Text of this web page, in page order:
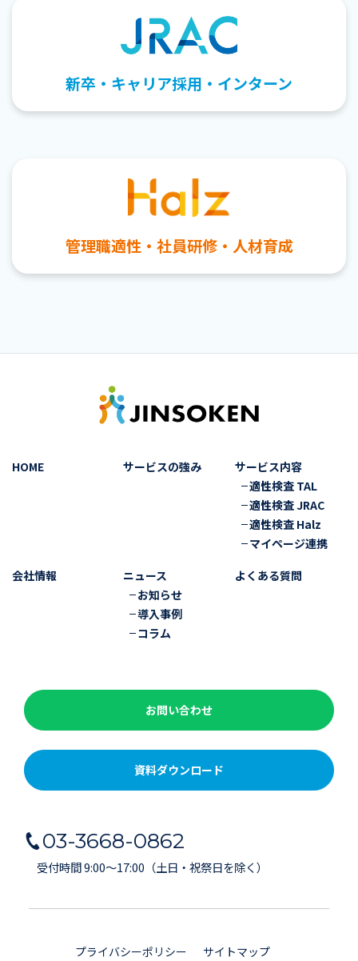
新卒・キャリア採用・インターン
管理職適性・社員研修・人材育成
HOME サービスの強み
サービス内容
適性検査 TAL
適性検査 JRAC
適性検査 Halz
マイページ連携
会社情報
ニュース
お知らせ
導入事例
コラム
よくある質問
お問い合わせ
資料ダウンロード
03-3668-0862
受付時間 9:00～17:00（土日・祝祭日を除く）
プライバシーポリシー サイトマップ